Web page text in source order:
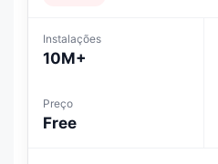
Instalações
10M+
Preço
Free